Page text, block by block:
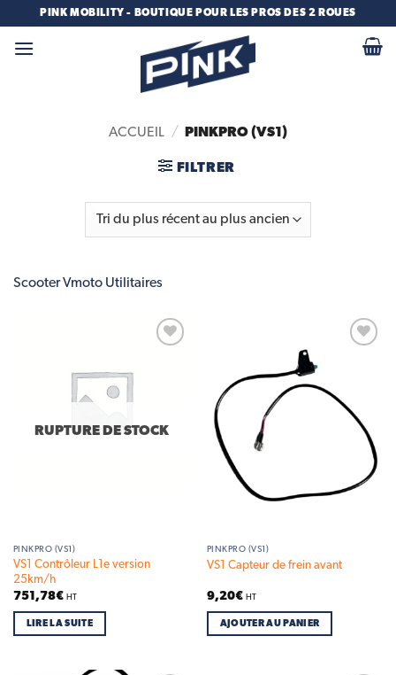
contenu
PINK MOBILITY - BOUTIQUE POUR LES PROS DES 2 ROUES
ACCUEIL / PINKPRO (VS1)
FILTRER
Scooter Vmoto Utilitaires
RUPTURE DE STOCK
PINKPRO (VS1)
VS1 Contrôleur L1e version
25km/h
751,78€ HT
LIRE LA SUITE
PINKPRO (VS1)
VS1 Capteur de frein avant
9,20€ HT
AJOUTER AU PANIER